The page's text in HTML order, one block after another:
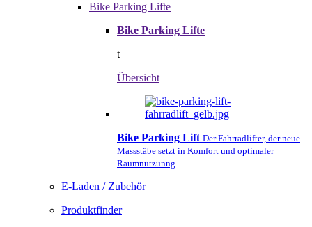
Bike Parking Lifte
Bike Parking Lifte
t
Übersicht
Bike Parking Lift Der Fahrradlifter, der neue
Massstäbe setzt in Komfort und optimaler
Raumnutzunng
E-Laden / Zubehör
Produktfinder